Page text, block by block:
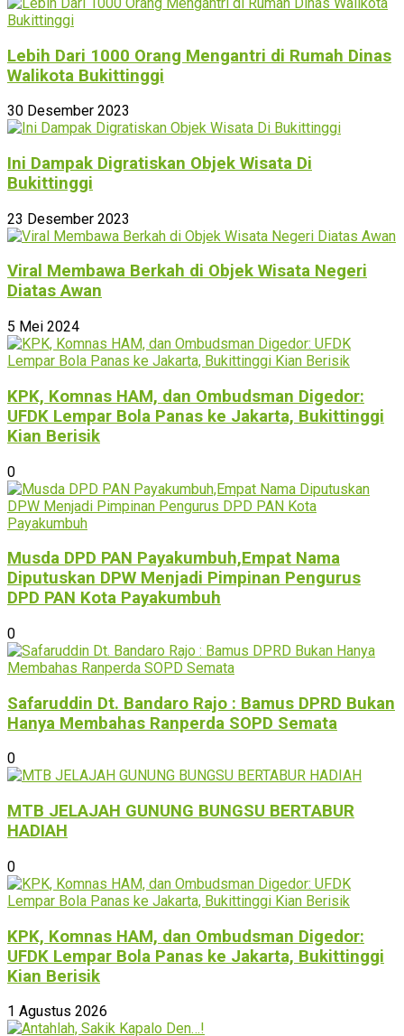
Lebih Dari 1000 Orang Mengantri di Rumah Dinas
Walikota Bukittinggi
30 Desember 2023
Ini Dampak Digratiskan Objek Wisata Di
Bukittinggi
23 Desember 2023
Viral Membawa Berkah di Objek Wisata Negeri
Diatas Awan
5 Mei 2024
KPK, Komnas HAM, dan Ombudsman Digedor:
UFDK Lempar Bola Panas ke Jakarta, Bukittinggi
Kian Berisik
0
Musda DPD PAN Payakumbuh,Empat Nama
Diputuskan DPW Menjadi Pimpinan Pengurus
DPD PAN Kota Payakumbuh
0
Safaruddin Dt. Bandaro Rajo : Bamus DPRD Bukan
Hanya Membahas Ranperda SOPD Semata
0
MTB JELAJAH GUNUNG BUNGSU BERTABUR
HADIAH
0
KPK, Komnas HAM, dan Ombudsman Digedor:
UFDK Lempar Bola Panas ke Jakarta, Bukittinggi
Kian Berisik
1 Agustus 2026